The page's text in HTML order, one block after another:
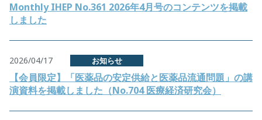
Monthly IHEP No.361 2026年4月号のコンテンツを掲載
しました
2026/04/17 お知らせ
【会員限定】「医薬品の安定供給と医薬品流通問題」の講
演資料を掲載しました（No.704 医療経済研究会）